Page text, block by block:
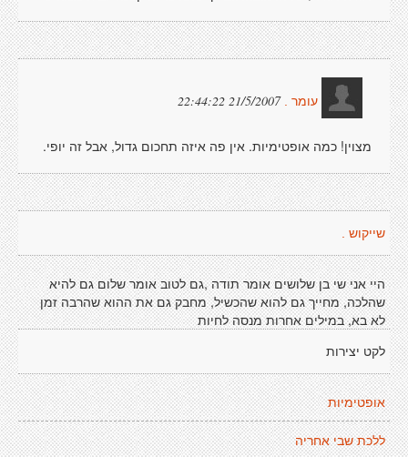
עומר . 21/5/2007 22:44:22
מצוין! כמה אופטימיות. אין פה איזה תחכום גדול, אבל זה יופי.
שייקוש .
היי אני שי בן שלושים אומר תודה ,גם לטוב אומר שלום גם להיא
שהלכה, מחייך גם להוא שהכשיל, מחבק גם את ההוא שהרבה זמן
לא בא, במילים אחרות מנסה לחיות
לקט יצירות
אופטימיות
ללכת שבי אחריה